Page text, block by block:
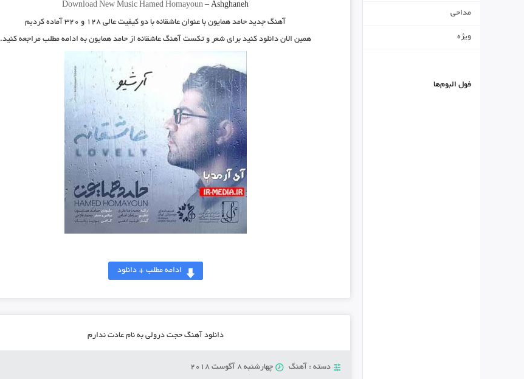
Download New Music Hamed Homayoun –Ashghaneh
آهنگ جدید حامد همایونبا عنوان عاشقانهبا دو کیفیت عالی ۱۲۸ و ۳۲۰ آماده کردیم
همین الان دانلود کنید برای شعر و تکست آهنگ عاشقانه از حامد همایون به ادامه مطلب مراجعه کنید.
ادامه مطلب + دانلود
دانلود آهنگ حجت درولی به نام عادت ندارم
دسته : آهنگ چهارشنبه 8 آگوست 2018
مداحی
ویژه
فول البوم‌ها